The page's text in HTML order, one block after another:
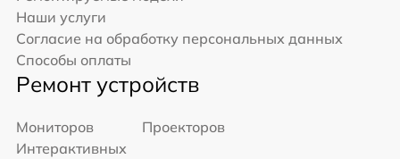
Наши услуги
Согласие на обработку персональных данных
Способы оплаты
Ремонт устройств
Мониторов
Проекторов
Интерактивных